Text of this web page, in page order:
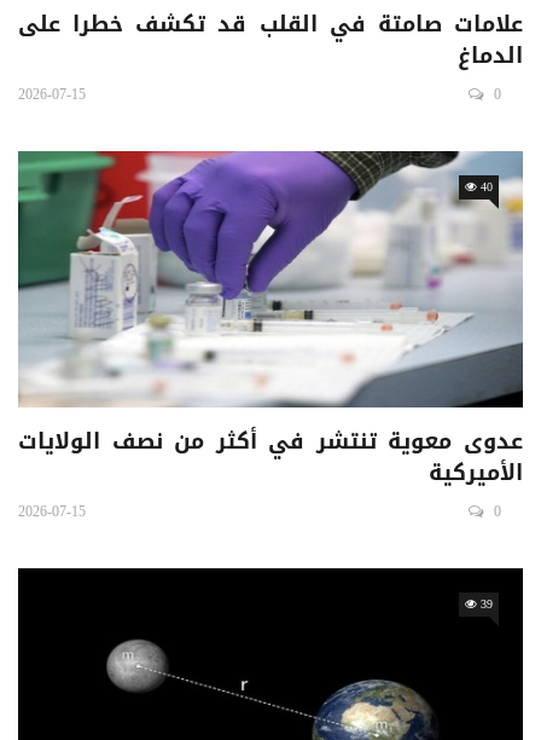
علامات صامتة في القلب قد تكشف خطرا على
الدماغ
2026-07-15 0
40
عدوى معوية تنتشر في أكثر من نصف الولايات
الأميركية
2026-07-15 0
39